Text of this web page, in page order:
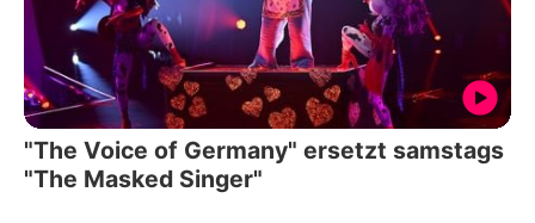
"The Voice of Germany" ersetzt samstags
"The Masked Singer"